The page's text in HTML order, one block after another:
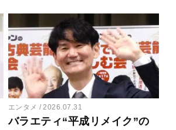
エンタメ 2026.07.31
バラエティ“平成リメイク”の